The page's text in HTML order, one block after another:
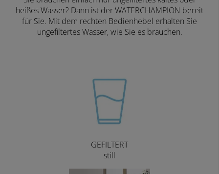
heißes Wasser? Dann ist der WATERCHAMPION bereit
für Sie. Mit dem rechten Bedienhebel erhalten Sie
ungefiltertes Wasser, wie Sie es brauchen.
GEFILTERT
still